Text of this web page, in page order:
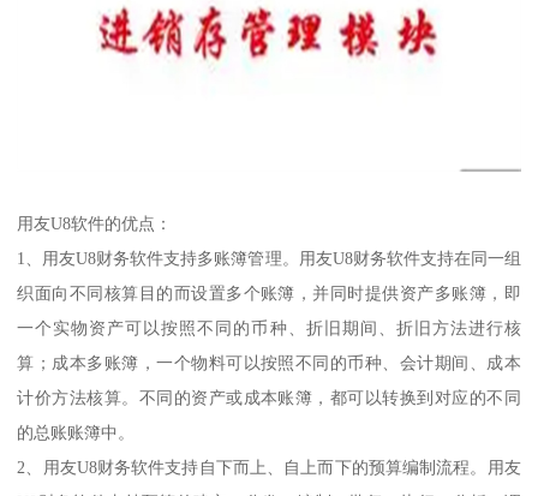
用友U8软件的优点：
1、用友U8财务软件支持多账簿管理。用友U8财务软件支持在同一组
织面向不同核算目的而设置多个账簿，并同时提供资产多账簿，即
一个实物资产可以按照不同的币种、折旧期间、折旧方法进行核
算；成本多账簿，一个物料可以按照不同的币种、会计期间、成本
计价方法核算。不同的资产或成本账簿，都可以转换到对应的不同
的总账账簿中。
2、用友U8财务软件支持自下而上、自上而下的预算编制流程。用友